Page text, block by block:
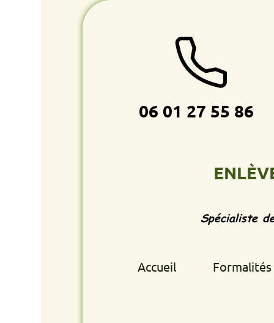
Spécialiste de
Formalités retrait
06 01 27 55 86